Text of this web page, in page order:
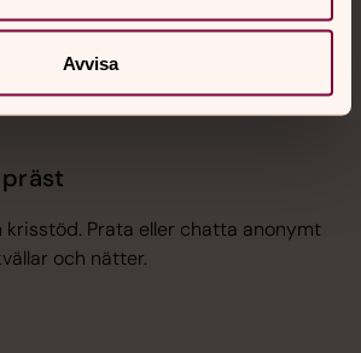
Avvisa
Prata eller chatta anonymt
och nätter.